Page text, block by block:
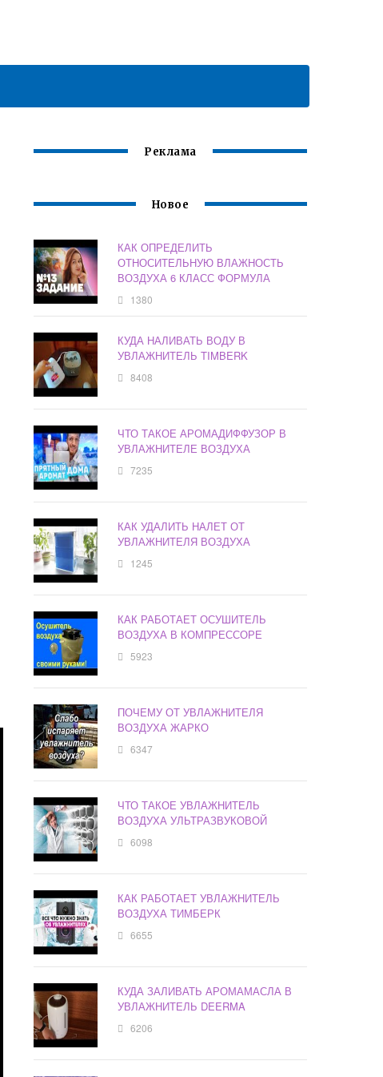
Реклама
Новое
КАК ОПРЕДЕЛИТЬ
ОТНОСИТЕЛЬНУЮ ВЛАЖНОСТЬ
ВОЗДУХА 6 КЛАСС ФОРМУЛА
1380
КУДА НАЛИВАТЬ ВОДУ В
УВЛАЖНИТЕЛЬ TIMBERK
8408
ЧТО ТАКОЕ АРОМАДИФФУЗОР В
УВЛАЖНИТЕЛЕ ВОЗДУХА
7235
КАК УДАЛИТЬ НАЛЕТ ОТ
УВЛАЖНИТЕЛЯ ВОЗДУХА
1245
КАК РАБОТАЕТ ОСУШИТЕЛЬ
ВОЗДУХА В КОМПРЕССОРЕ
5923
ПОЧЕМУ ОТ УВЛАЖНИТЕЛЯ
ВОЗДУХА ЖАРКО
6347
ЧТО ТАКОЕ УВЛАЖНИТЕЛЬ
ВОЗДУХА УЛЬТРАЗВУКОВОЙ
6098
КАК РАБОТАЕТ УВЛАЖНИТЕЛЬ
ВОЗДУХА ТИМБЕРК
6655
КУДА ЗАЛИВАТЬ АРОМАМАСЛА В
УВЛАЖНИТЕЛЬ DEERMA
6206